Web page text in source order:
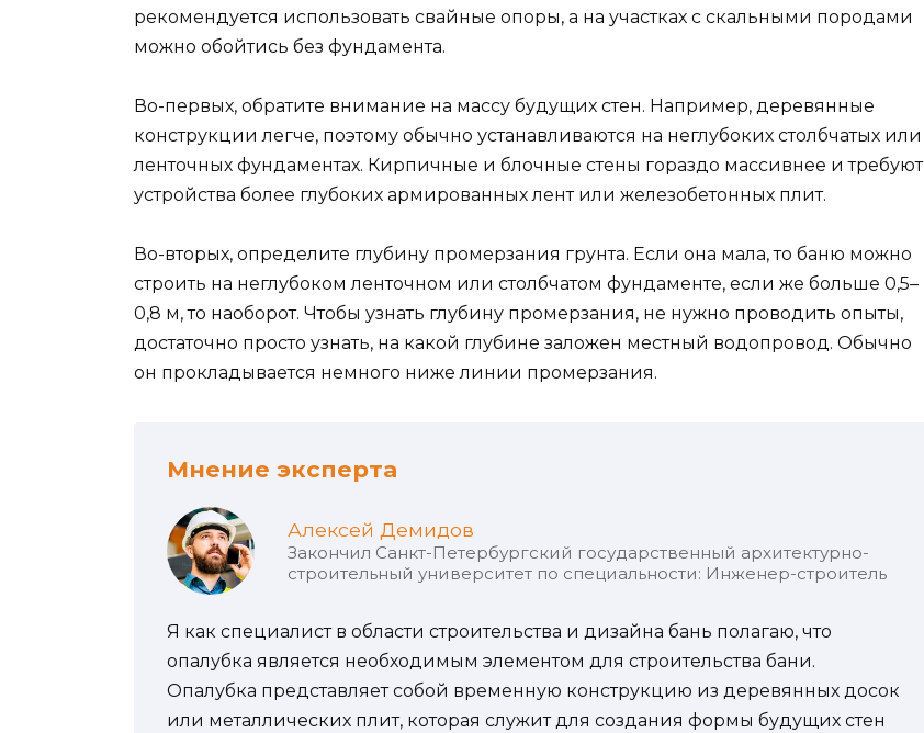
рекомендуется использовать свайные опоры, а на участках с скальными породами
можно обойтись без фундамента.
Во-первых, обратите внимание на массу будущих стен. Например, деревянные
конструкции легче, поэтому обычно устанавливаются на неглубоких столбчатых или
ленточных фундаментах. Кирпичные и блочные стены гораздо массивнее и требуют
устройства более глубоких армированных лент или железобетонных плит.
Во-вторых, определите глубину промерзания грунта. Если она мала, то баню можно
строить на неглубоком ленточном или столбчатом фундаменте, если же больше 0,5–
0,8 м, то наоборот. Чтобы узнать глубину промерзания, не нужно проводить опыты,
достаточно просто узнать, на какой глубине заложен местный водопровод. Обычно
он прокладывается немного ниже линии промерзания.
Мнение эксперта
Алексей Демидов
Закончил Санкт-Петербургский государственный архитектурно-
строительный университет по специальности: Инженер-строитель
Я как специалист в области строительства и дизайна бань полагаю, что
опалубка является необходимым элементом для строительства бани.
Опалубка представляет собой временную конструкцию из деревянных досок
или металлических плит, которая служит для создания формы будущих стен